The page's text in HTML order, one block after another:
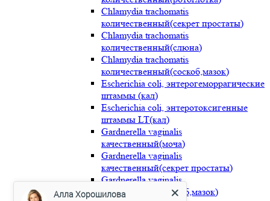
Chlamydia trachomatis
количественный(секрет простаты)
Chlamydia trachomatis
количественный(слюна)
Chlamydia trachomatis
количественный(соскоб,мазок)
Escherichia coli, энтерогеморрагические
штаммы (кал)
Escherichia coli, энтеротоксигенные
штаммы LT(кал)
Gardnerella vaginalis
качественный(моча)
Gardnerella vaginalis
качественный(секрет простаты)
Gardnerella vaginalis
качественный(соскоб,мазок)
Алла Хорошилова